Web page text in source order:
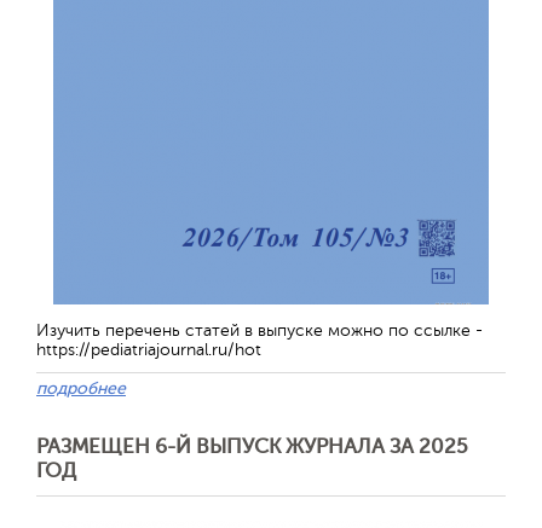
Изучить перечень статей в выпуске можно по ссылке -
https://pediatriajournal.ru/hot
подробнее
РАЗМЕЩЕН 6-Й ВЫПУСК ЖУРНАЛА ЗА 2025
ГОД